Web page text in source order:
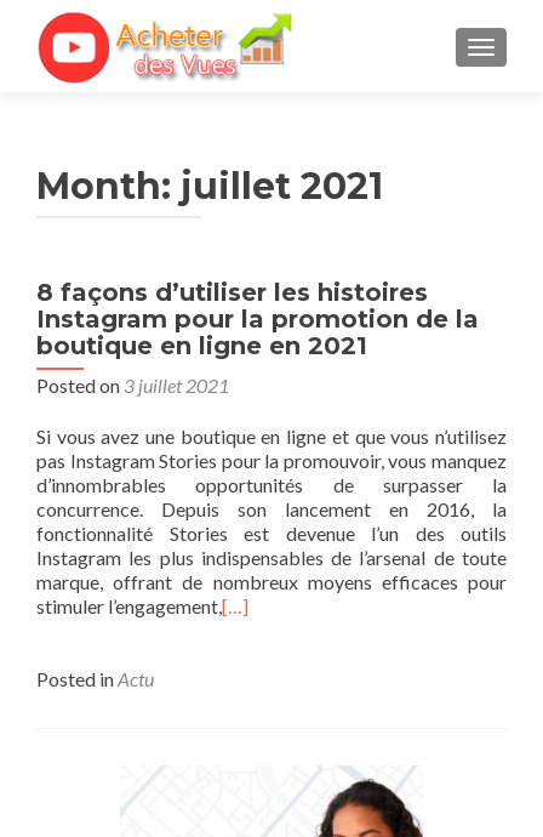
Month: juillet 2021
8 façons d’utiliser les histoires
Instagram pour la promotion de la
boutique en ligne en 2021
Posted on 3 juillet 2021
Si vous avez une boutique en ligne et que vous n’utilisez
pas Instagram Stories pour la promouvoir, vous manquez
d’innombrables opportunités de surpasser la
concurrence. Depuis son lancement en 2016, la
fonctionnalité Stories est devenue l’un des outils
Instagram les plus indispensables de l’arsenal de toute
marque, offrant de nombreux moyens efficaces pour
stimuler l’engagement,[…]
Posted inActu